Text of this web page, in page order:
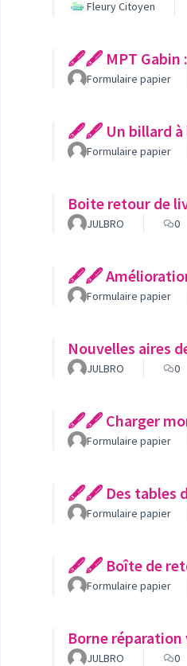
Fleury Citoyen
🖋🖋 MPT Gabin
Formulaire papier
🖋🖋 Un billard à
Formulaire papier
Boite retour de
JULBRO 0
🖋🖋 Amélioration
Formulaire papier
Nouvelles aires
JULBRO 0
🖋🖋 Charger
Formulaire papier
🖋🖋 Des tables
Formulaire papier
🖋🖋 Boîte de
Formulaire papier
Borne réparation
JULBRO 0